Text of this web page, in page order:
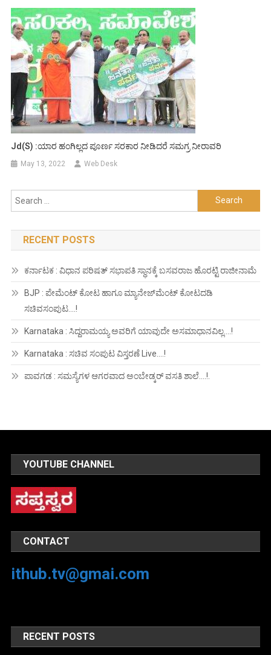
Jd(S) :ಯಾರ ಹಂಗಿಲ್ಲದ ಪೂರ್ಣ ಸರಕಾರ ನೀಡಿದರೆ ಸಮಗ್ರ ನೀರಾವರಿ
May 13, 2022 Web Desk
Search
for:
RECENT POSTS
ಕರ್ನಾಟಕ : ವಿಧಾನ ಪರಿಷತ್ ಸಭಾಪತಿ ಸ್ಥಾನಕ್ಕೆ ಬಸವರಾಜ ಹೊರಟ್ಟಿ ರಾಜೀನಾಮೆ
BJP : ಪೇಮೆಂಟ್ ಕೋಟ ಹಾಗೂ ಮ್ಯಾನೇಜ್‍ಮೆಂಟ್ ಕೋಟದಡಿ
ಸಚಿವಸಂಪುಟ….!
Karnataka : ಸಿದ್ದರಾಮಯ್ಯ ಅವರಿಗೆ ಯಾವುದೇ ಅಸಮಾಧಾನವಿಲ್ಲ….!
Karnataka : ಸಚಿವ ಸಂಪುಟ ವಿಸ್ತರಣೆ Live….!
ಪಾವಗಡ : ಸಮಸ್ಯೆಗಳ ಆಗರವಾದ ಅಂಬೇಡ್ಕರ್ ವಸತಿ ಶಾಲೆ….!.
YOUTUBE CHANNEL
CONTACT
ithub.tv@gmai.com
RECENT POSTS